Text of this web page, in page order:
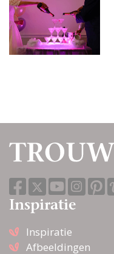
Inspiratie
Inspiratie
Afbeeldingen